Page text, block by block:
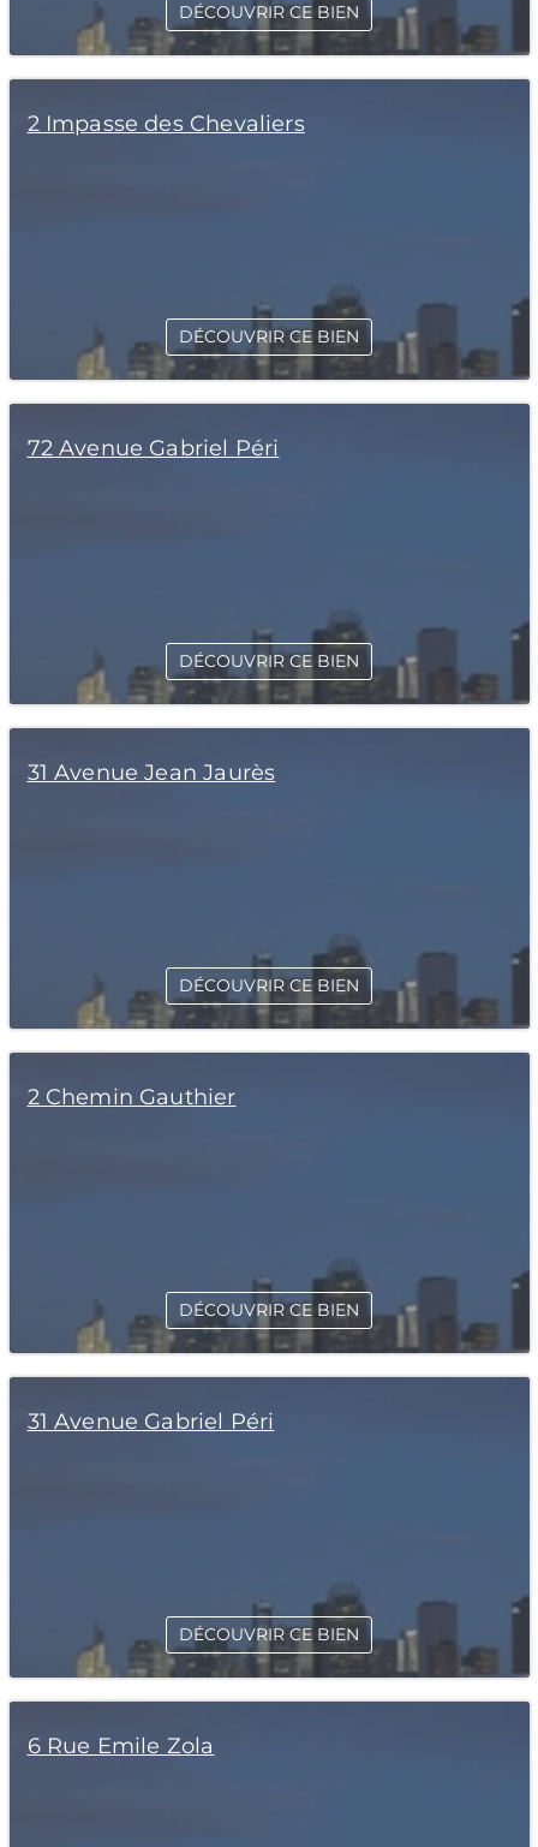
DÉCOUVRIR CE BIEN
2 Impasse des Chevaliers
DÉCOUVRIR CE BIEN
72 Avenue Gabriel Péri
DÉCOUVRIR CE BIEN
31 Avenue Jean Jaurès
DÉCOUVRIR CE BIEN
2 Chemin Gauthier
DÉCOUVRIR CE BIEN
31 Avenue Gabriel Péri
DÉCOUVRIR CE BIEN
6 Rue Emile Zola